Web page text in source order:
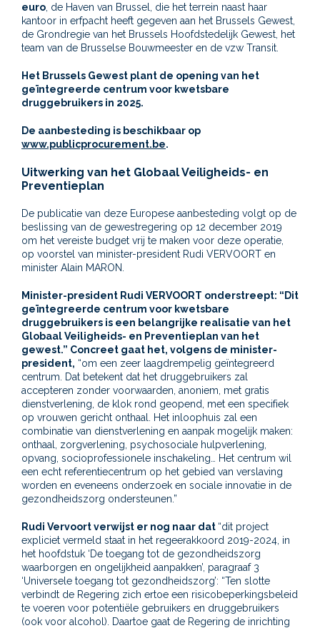
euro , de Haven van Brussel, die het terrein naast haar
kantoor in erfpacht heeft gegeven aan het Brussels Gewest,
de Grondregie van het Brussels Hoofdstedelijk Gewest, het
team van de Brusselse Bouwmeester en de vzw Transit.
Het Brussels Gewest plant de opening van het
geïntegreerde centrum voor kwetsbare
druggebruikers in 2025.
De aanbesteding is beschikbaar op
www.publicprocurement.be.
Uitwerking van het Globaal Veiligheids- en
Preventieplan
De publicatie van deze Europese aanbesteding volgt op de
beslissing van de gewestregering op 12 december 2019
om het vereiste budget vrij te maken voor deze operatie,
op voorstel van minister-president Rudi VERVOORT en
minister Alain MARON.
Minister-president Rudi VERVOORT onderstreept: “Dit
geïntegreerde centrum voor kwetsbare
druggebruikers is een belangrijke realisatie van het
Globaal Veiligheids- en Preventieplan van het
gewest.” Concreet gaat het, volgens de minister-
president, “om een zeer laagdrempelig geïntegreerd
centrum. Dat betekent dat het druggebruikers zal
accepteren zonder voorwaarden, anoniem, met gratis
dienstverlening, de klok rond geopend, met een specifiek
op vrouwen gericht onthaal. Het inloophuis zal een
combinatie van dienstverlening en aanpak mogelijk maken:
onthaal, zorgverlening, psychosociale hulpverlening,
opvang, socioprofessionele inschakeling… Het centrum wil
een echt referentiecentrum op het gebied van verslaving
worden en eveneens onderzoek en sociale innovatie in de
gezondheidszorg ondersteunen.”
Rudi Vervoort verwijst er nog naar dat “dit project
expliciet vermeld staat in het regeerakkoord 2019-2024, in
het hoofdstuk ‘De toegang tot de gezondheidszorg
waarborgen en ongelijkheid aanpakken’, paragraaf 3
‘Universele toegang tot gezondheidszorg’: “Ten slotte
verbindt de Regering zich ertoe een risicobeperkingsbeleid
te voeren voor potentiële gebruikers en druggebruikers
(ook voor alcohol). Daartoe gaat de Regering de inrichting